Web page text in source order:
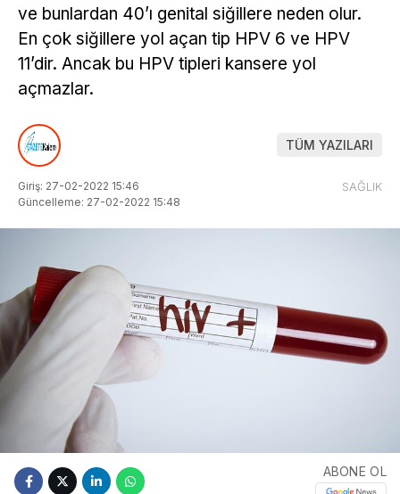
ve bunlardan 40’ı genital siğillere neden olur.
En çok siğillere yol açan tip HPV 6 ve HPV
11’dir. Ancak bu HPV tipleri kansere yol
açmazlar.
TÜM YAZILARI
Giriş: 27-02-2022 15:46
Güncelleme: 27-02-2022 15:48
SAĞLIK
ABONE OL